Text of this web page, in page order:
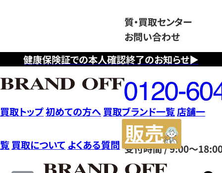
健康保険証での本人確認終了のお知らせ▶
質・買取センター
お問い合わせ
フ
リ
ー
ダ
イ
ヤ
ル
0120604117
受付時間 / 9:00～
買取トップ初めての方へ 買取ブランド一覧店舗一
覧 買取について よくある質問
サ